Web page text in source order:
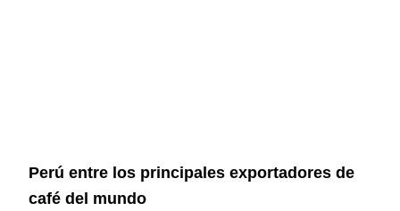
Perú entre los principales exportadores de
café del mundo